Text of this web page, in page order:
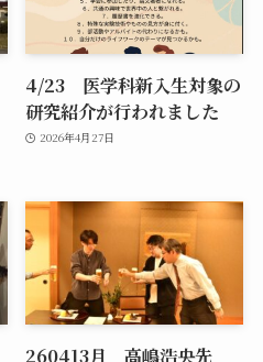
4/23 医学科新入生対象の
研究紹介が行われました
2026年4月27日
260413月 高嶋浩央先